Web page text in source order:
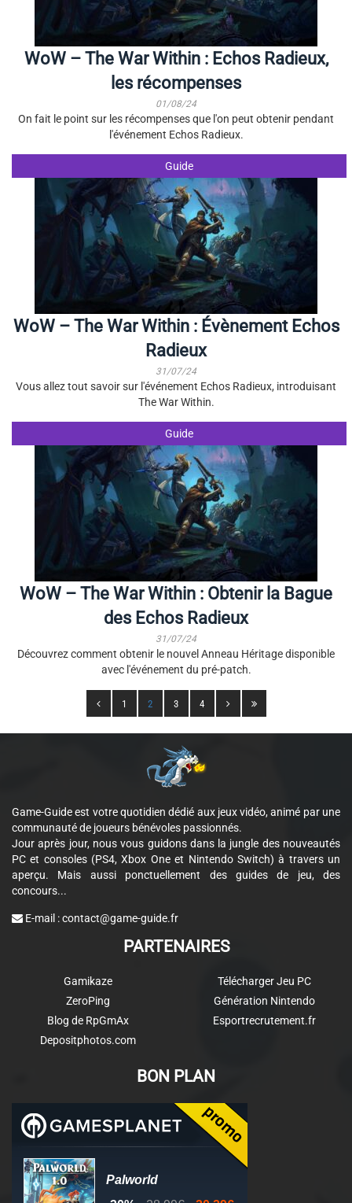
WoW – The War Within : Echos Radieux,
les récompenses
01/08/24
On fait le point sur les récompenses que l'on peut obtenir pendant
l'événement Echos Radieux.
Guide
WoW – The War Within : Évènement Echos
Radieux
31/07/24
Vous allez tout savoir sur l'événement Echos Radieux, introduisant
The War Within.
Guide
WoW – The War Within : Obtenir la Bague
des Echos Radieux
31/07/24
Découvrez comment obtenir le nouvel Anneau Héritage disponible
avec l'événement du pré-patch.
1 2 3 4
Game-Guide est votre quotidien dédié aux jeux vidéo, animé par une
communauté de joueurs bénévoles passionnés.
Jour après jour, nous vous guidons dans la jungle des nouveautés
PC et consoles (PS4, Xbox One et Nintendo Switch) à travers un
aperçu. Mais aussi ponctuellement des guides de jeu, des
concours...
E-mail :contact@game-guide.fr
PARTENAIRES
Gamikaze
ZeroPing
Blog de RpGmAx
Depositphotos.com
Télécharger Jeu PC
Génération Nintendo
Esportrecrutement.fr
BON PLAN